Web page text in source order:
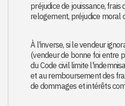
préjudice de jouissance, frais
relogement, préjudice moral
À l'inverse, si le vendeur
(vendeur de bonne foi entre
du Code civil limite
et au remboursement des
de dommages et intérêts